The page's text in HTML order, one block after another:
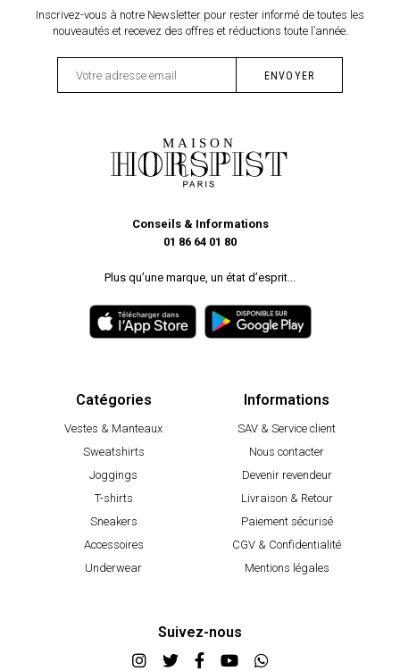
Inscrivez-vous à notre Newsletter pour rester informé de toutes les
nouveautés et recevez des offres et réductions toute l’année.
Conseils & Informations
01 86 64 01 80
Plus qu’une marque, un état d’esprit...
Catégories
Vestes & Manteaux
Sweatshirts
Joggings
T-shirts
Sneakers
Accessoires
Underwear
Informations
SAV & Service client
Nous contacter
Devenir revendeur
Livraison & Retour
Paiement sécurisé
CGV & Confidentialité
Mentions légales
Suivez-nous